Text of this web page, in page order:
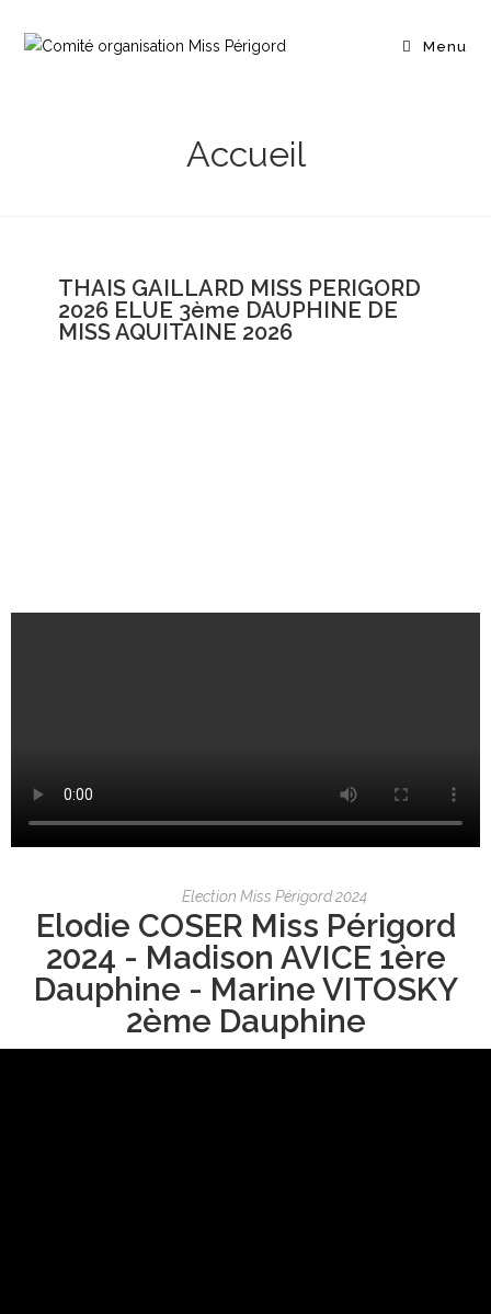
Menu
Accueil
THAIS GAILLARD MISS PERIGORD
2026 ELUE 3ème DAUPHINE DE
MISS AQUITAINE 2026
Election Miss Périgord 2024
Elodie COSER Miss Périgord
2024 - Madison AVICE 1ère
Dauphine - Marine VITOSKY
2ème Dauphine